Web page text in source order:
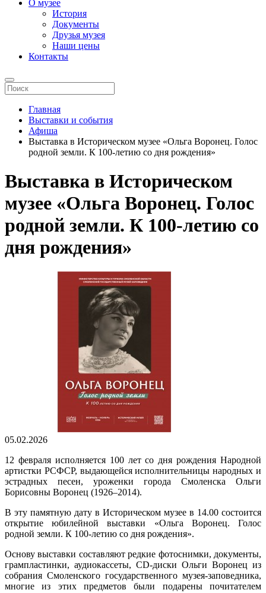
О музее
История
Документы
Друзья музея
Наши цены
Контакты
Главная
Выставки и события
Афиша
Выставка в Историческом музее «Ольга Воронец. Голос
родной земли. К 100-летию со дня рождения»
Выставка в Историческом
музее «Ольга Воронец. Голос
родной земли. К 100-летию со
дня рождения»
05.02.2026
12 февраля исполняется 100 лет со дня рождения Народной
артистки РСФСР, выдающейся исполнительницы народных и
эстрадных песен, уроженки города Смоленска Ольги
Борисовны Воронец (1926–2014).
В эту памятную дату в Историческом музее в 14.00 состоится
открытие юбилейной выставки «Ольга Воронец. Голос
родной земли. К 100-летию со дня рождения».
Основу выставки составляют редкие фотоснимки, документы,
грампластинки, аудиокассеты, CD-диски Ольги Воронец из
собрания Смоленского государственного музея-заповедника,
многие из этих предметов были подарены почитателем